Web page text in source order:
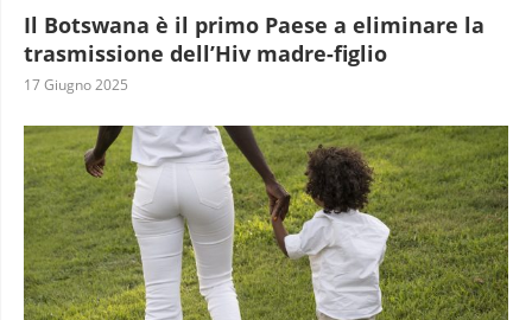
Il Botswana è il primo Paese a eliminare la
trasmissione dell’Hiv madre-figlio
17 Giugno 2025